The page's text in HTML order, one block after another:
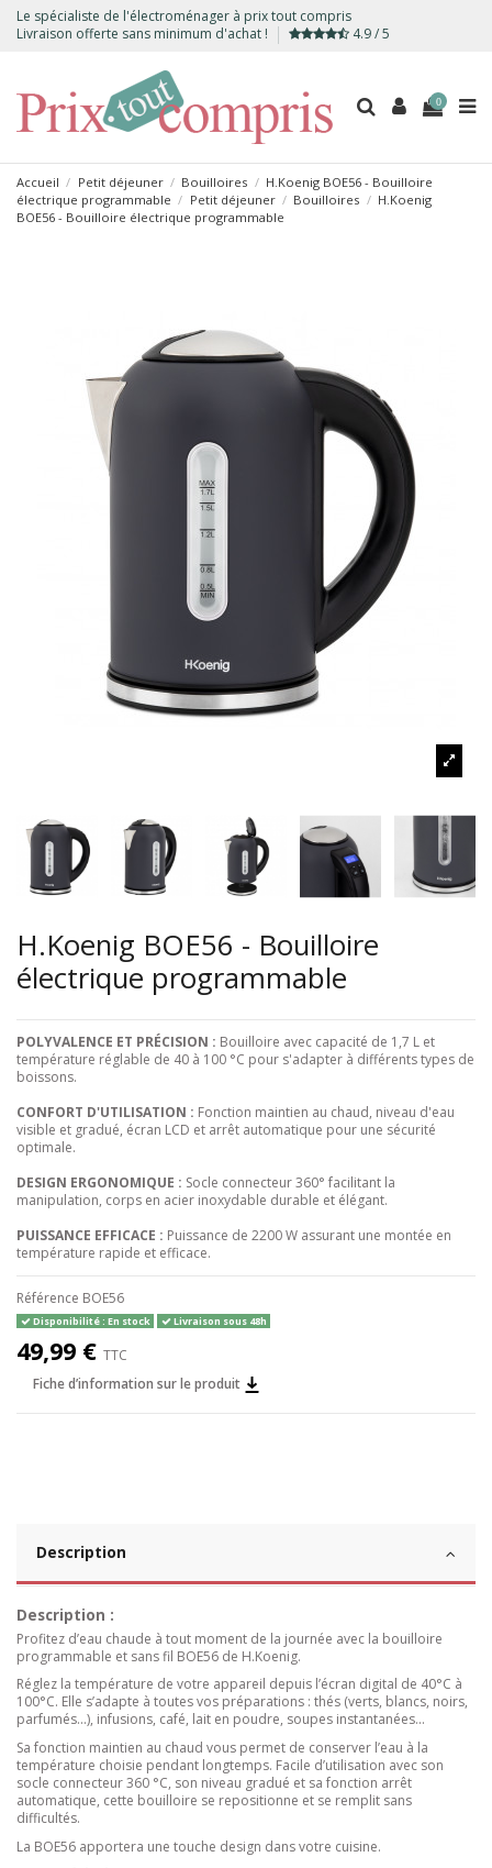
Le spécialiste de l'électroménager à prix tout compris
Livraison offerte sans minimum d'achat !
4.9 / 5
0
Accueil Petit déjeuner Bouilloires
H.Koenig BOE56 - Bouilloire
électrique programmable
Petit déjeuner Bouilloires
H.Koenig
BOE56 - Bouilloire électrique programmable
H.Koenig BOE56 - Bouilloire
électrique programmable
POLYVALENCE ET PRÉCISION : Bouilloire avec capacité de 1,7 L et
température réglable de 40 à 100 °C pour s'adapter à différents types de
boissons.
CONFORT D'UTILISATION : Fonction maintien au chaud, niveau d'eau
visible et gradué, écran LCD et arrêt automatique pour une sécurité
optimale.
DESIGN ERGONOMIQUE : Socle connecteur 360° facilitant la
manipulation, corps en acier inoxydable durable et élégant.
PUISSANCE EFFICACE : Puissance de 2200 W assurant une montée en
température rapide et efficace.
Référence BOE56
Disponibilité : En stock Livraison sous 48h
49,99 € TTC
Fiche d’information sur le produit
Description
Description :
Profitez d’eau chaude à tout moment de la journée avec la bouilloire
programmable et sans fil BOE56 de H.Koenig.
Réglez la température de votre appareil depuis l’écran digital de 40°C à
100°C. Elle s’adapte à toutes vos préparations : thés (verts, blancs, noirs,
parfumés...), infusions, café, lait en poudre, soupes instantanées...
Sa fonction maintien au chaud vous permet de conserver l’eau à la
température choisie pendant longtemps. Facile d’utilisation avec son
socle connecteur 360 °C, son niveau gradué et sa fonction arrêt
automatique, cette bouilloire se repositionne et se remplit sans
difficultés.
La BOE56 apportera une touche design dans votre cuisine.